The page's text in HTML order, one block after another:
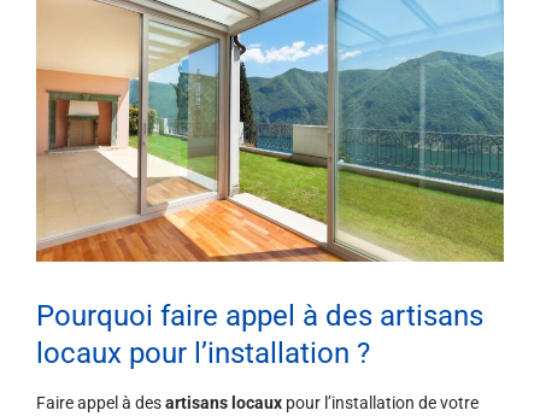
Pourquoi faire appel à des artisans
locaux pour l’installation ?
Faire appel à desartisans locaux pour l’installation de votre